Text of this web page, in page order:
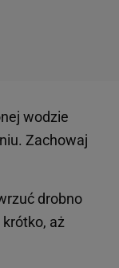
wodzie
Zachowaj
drobno
aż